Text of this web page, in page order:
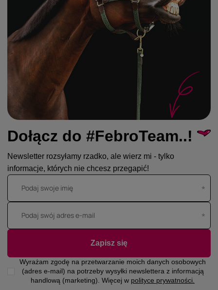
Dołącz do #FebroTeam..!
Newsletter rozsyłamy rzadko, ale wierz mi - tylko
informacje, których nie chcesz przegapić!
Podaj swoje imię
Podaj swój adres e-mail
Wyrażam zgodę na przetwarzanie moich danych osobowych
(adres e-mail) na potrzeby wysyłki newslettera z informacją
handlową (marketing). Więcej w polityce prywatności.
Zapisz się